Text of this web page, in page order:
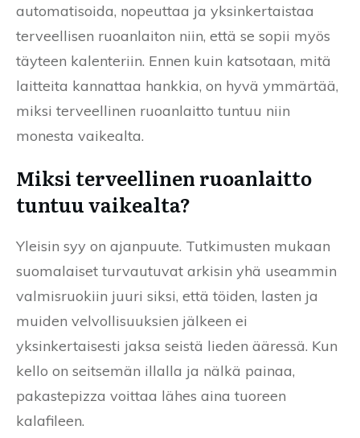
automatisoida, nopeuttaa ja yksinkertaistaa
terveellisen ruoanlaiton niin, että se sopii myös
täyteen kalenteriin. Ennen kuin katsotaan, mitä
laitteita kannattaa hankkia, on hyvä ymmärtää,
miksi terveellinen ruoanlaitto tuntuu niin
monesta vaikealta.
Miksi terveellinen ruoanlaitto
tuntuu vaikealta?
Yleisin syy on ajanpuute. Tutkimusten mukaan
suomalaiset turvautuvat arkisin yhä useammin
valmisruokiin juuri siksi, että töiden, lasten ja
muiden velvollisuuksien jälkeen ei
yksinkertaisesti jaksa seistä lieden ääressä. Kun
kello on seitsemän illalla ja nälkä painaa,
pakastepizza voittaa lähes aina tuoreen
kalafileen.